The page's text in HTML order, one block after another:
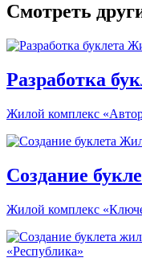
Смотреть
Разработка
Жилой комплекс
Создание
Жилой комплекс